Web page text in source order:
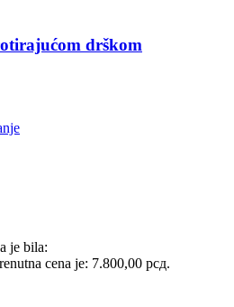
drškom
je bila:
cena je: 7.800,00 рсд.